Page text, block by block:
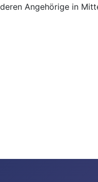
Angehörige in